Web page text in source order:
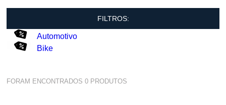
FILTROS:
Automotivo
Bike
FORAM ENCONTRADOS0 PRODUTOS